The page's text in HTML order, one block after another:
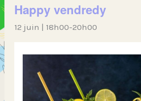
Happy vendredy
12 juin | 18h00-20h00